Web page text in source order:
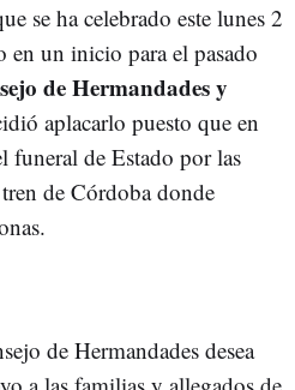
se ha celebrado este lunes 2
en un inicio para el pasado
de Hermandades y
aplacarlo puesto que en
funeral de Estado por las
de Córdoba donde
de Hermandades desea